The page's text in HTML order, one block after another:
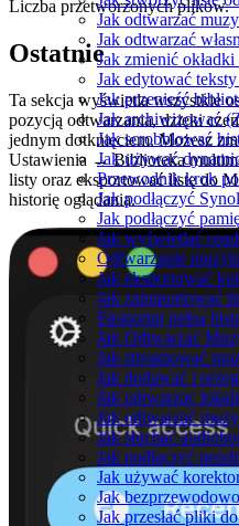
Jak odtwarzać
Jak odtwarzać
Jak zmienić
Jak edytować
Jak przenieść
Jak archiwizować
Jak scrobblować
Jak używać
Przewodnik krok
Jak podłączyć
Jak podłączyć
Jak wyświetlać
Odtwarzanie
Jak eksportować
Jak zaimportować
Eksportuj pełną
Jak Odtwarzać
Jak streamować
Jak dodawać i
Jak odtwarzac
Jak odtwarzać
Jak słuchać
Jak podłączyć
Jak używać
Jak
Jak przesłać pliki
Liczba przetworzonych plików.
Ostatnie
Ta sekcja wyświetla wszystkie
pozycją odtwarzania, dzięki
jednym dotknięciem. Możesz
Ustawienia → Biblioteka
listy oraz eksportować listę do
historię oglądania.